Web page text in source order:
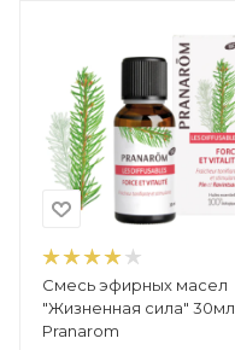
Смесь эфирных масел
"Жизненная сила" 30мл
Pranarom